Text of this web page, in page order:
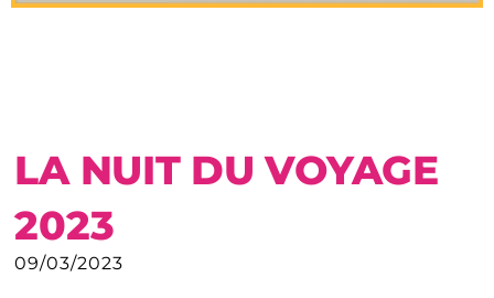
LA NUIT DU VOYAGE
2023
09/03/2023